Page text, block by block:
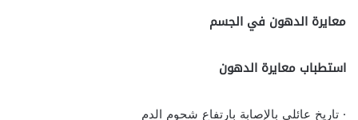
معايرة الدهون في الجسم
استطباب معايرة الدهون
· تاريخ عائلي بالإصابة بارتفاع شحوم الدم